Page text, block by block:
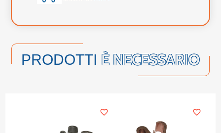
PRODOTTI È NECESSARIO
favorite_border favorite_border